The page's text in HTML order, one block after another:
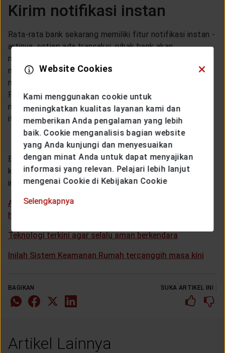
Kirim notifikasi instan
Rata-rata bank sekarang memiliki fitur notifikasi instan -
artinya, setiap ada transaksi, pihak bank akan
mengirimkan email atau sms kepada kamu,
memberitahukan bahwa ada terjadi transaksi dengan
nominal sekian dan darimana transaksi tersebut berasal.
Fitur ini sangat penting, sehingga bila ada transaksi
mencurigakan, kamu bisa langsung mengetahuinya saat
itu juga dan melaporkannya ke pihak bank.
Bagaimanakah terobosan aplikasi dan teknologi masa
kini dapat membantu kita hidup lebih baik? Temukan
informasi paling update seputar teknologi disini:
Amankan mobilmu dari pencurian dengan beberapa GPS
harga terjangkau ini
Teknologi terkini agar selalu aman berkendara
Inilah Sistem Keamanan Rumah tercanggih masa kini
BAGIKAN SUKA ARTIKEL INI :
Artikel Lainnya
Website Cookies
Kami menggunakan cookie untuk
meningkatkan kualitas layanan kami dan
memberikan Anda pengalaman yang lebih
baik. Cookie menganalisis bagian website
yang Anda kunjungi dan menyesuaikan
dengan minat Anda untuk dapat menyajikan
informasi yang relevan. Pelajari lebih lanjut
mengenai Cookie di Kebijakan Cookie
Selengkapnya